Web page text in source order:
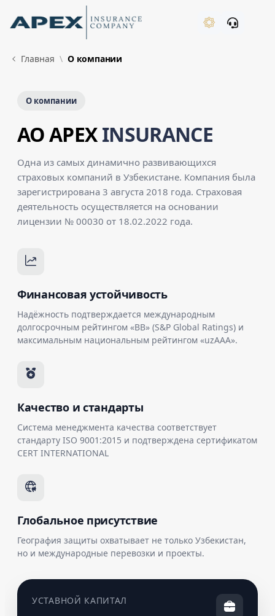
Skip to Main Content
Главная О компании
О компании
AO APEXINSURANCE
Одна из самых динамично развивающихся
страховых компаний в Узбекистане. Компания была
зарегистрирована 3 августа 2018 года. Страховая
деятельность осуществляется на основании
лицензии № 00030 от 18.02.2022 года.
Финансовая устойчивость
Надёжность подтверждается международным
долгосрочным рейтингом «BB» (S&P Global Ratings) и
максимальным национальным рейтингом «uzAAA».
Качество и стандарты
Система менеджмента качества соответствует
стандарту ISO 9001:2015 и подтверждена сертификатом
CERT INTERNATIONAL
Глобальное присутствие
География защиты охватывает не только Узбекистан,
но и международные перевозки и проекты.
УСТАВНОЙ КАПИТАЛ
New